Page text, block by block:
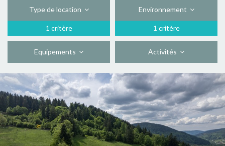
Type de location
1 critère
Environnement
1 critère
Equipements Activités